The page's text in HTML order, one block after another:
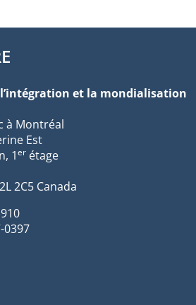
l’intégration et la mondialisation
à Montréal
Est
1er étage
2C5 Canada
0397